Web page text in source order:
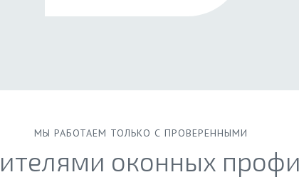
МЫ РАБОТАЕМ ТОЛЬКО С ПРОВЕРЕННЫМИ
оконных